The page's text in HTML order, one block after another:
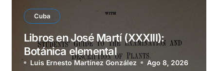
Cuba
Libros en José Martí (XXXIII):
Botánica elemental
Luis Ernesto Martínez González Ago 8, 2026